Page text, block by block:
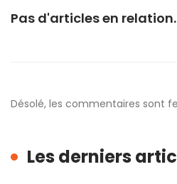
Pas d'articles en relation.
Désolé, les commentaires sont
Les derniers